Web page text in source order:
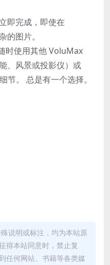
即完成，即使在
的图片。
时使用其他 VoluMax
、风景或投影仪）或
。 总是有一个选择。
说明或标注，均为本站原
得本站同意时，禁止复
任何网站、书籍等各类媒